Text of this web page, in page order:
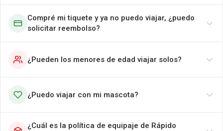
Compré mi tiquete y ya no puedo viajar, ¿puedo
solicitar reembolso?
¿Pueden los menores de edad viajar solos?
¿Puedo viajar con mi mascota?
¿Cuál es la política de equipaje de Rápido